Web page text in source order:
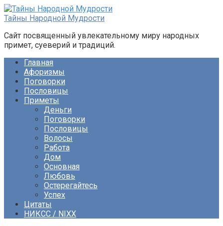
Перейти
к
Тайны Народной Мудрости
Сайт посвященный увлекательному миру народных
примет, суеверий и традиций.
Главная
Афоризмы
Поговорки
Пословицы
Приметы
Деньги
Поговорки
Пословицы
Волосы
Работа
Дом
Основная
Любовь
Остерегайтесь
Успех
Цитаты
НИКСС / NIXX